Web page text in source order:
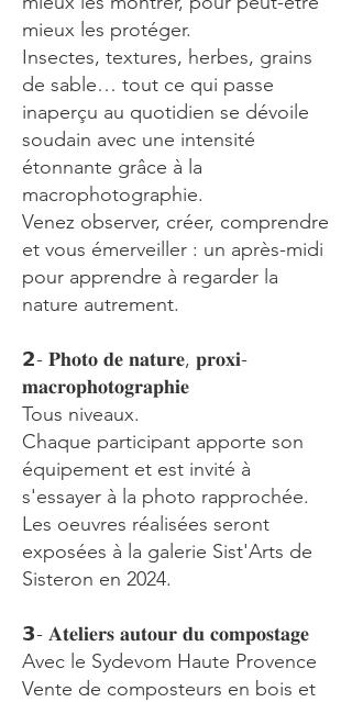
mieux les protéger.
Insectes, textures, herbes, grains
de sable… tout ce qui passe
inaperçu au quotidien se dévoile
soudain avec une intensité
étonnante grâce à la
macrophotographie.
Venez observer, créer, comprendre
et vous émerveiller : un après-midi
pour apprendre à regarder la
nature autrement.
𝟮- 𝐏𝐡𝐨𝐭𝐨 𝐝𝐞 𝐧𝐚𝐭𝐮𝐫𝐞, 𝐩𝐫𝐨𝐱𝐢-
𝐦𝐚𝐜𝐫𝐨𝐩𝐡𝐨𝐭𝐨𝐠𝐫𝐚𝐩𝐡𝐢𝐞
Tous niveaux.
Chaque participant apporte son
équipement et est invité à
s'essayer à la photo rapprochée.
Les oeuvres réalisées seront
exposées à la galerie Sist'Arts de
Sisteron en 2024.
𝟯- 𝐀𝐭𝐞𝐥𝐢𝐞𝐫𝐬 𝐚𝐮𝐭𝐨𝐮𝐫 𝐝𝐮 𝐜𝐨𝐦𝐩𝐨𝐬𝐭𝐚𝐠𝐞
Avec le Sydevom Haute Provence
Vente de composteurs en bois et